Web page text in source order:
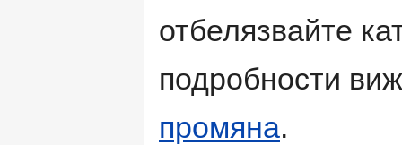
отбелязвайте
подробности
промяна.